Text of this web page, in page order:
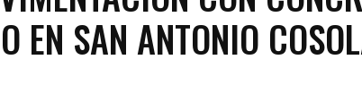
EN SAN ANTONIO